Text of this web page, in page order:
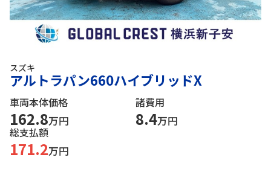
スズキ
アルトラパン660ハイブリッドX
車両本体価格
162.8万円
諸費用
8.4万円
総支払額
171.2万円